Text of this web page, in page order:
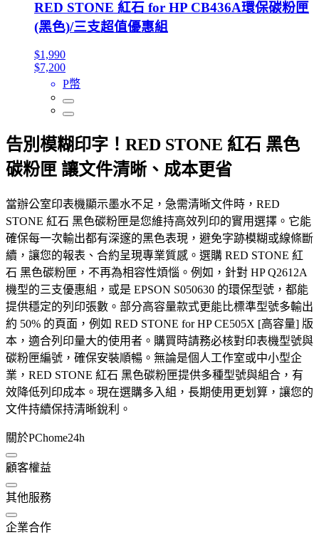
RED STONE 紅石 for HP CB436A環保碳粉匣
(黑色)/三支超值優惠組
$1,990
$7,200
P幣
告別模糊印字！RED STONE 紅石 黑色
碳粉匣 讓文件清晰、成本更省
當辦公室印表機顯示墨水不足，急需清晰文件時，RED
STONE 紅石 黑色碳粉匣是您維持高效列印的實用選擇。它能
確保每一次輸出都有深邃的黑色表現，避免字跡模糊或線條斷
續，讓您的報表、合約呈現專業質感。選購 RED STONE 紅
石 黑色碳粉匣，不再為相容性煩惱。例如，針對 HP Q2612A
機型的三支優惠組，或是 EPSON S050630 的環保型號，都能
提供穩定的列印張數。部分高容量款式更能比標準型號多輸出
約 50% 的頁面，例如 RED STONE for HP CE505X [高容量] 版
本，適合列印量大的使用者。購買時請務必核對印表機型號與
碳粉匣編號，確保安裝順暢。無論是個人工作室或中小型企
業，RED STONE 紅石 黑色碳粉匣提供多種型號與組合，有
效降低列印成本。現在選購多入組，長期使用更划算，讓您的
文件持續保持清晰銳利。
關於PChome24h
顧客權益
其他服務
企業合作